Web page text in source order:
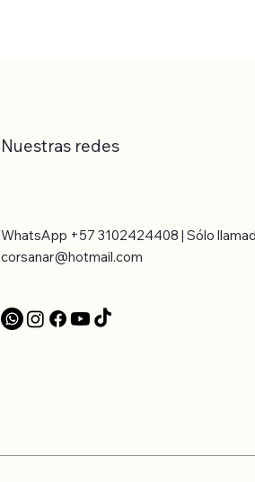
Nuestras redes
WhatsApp +57 3102424408 | Sólo
corsanar@hotmail.com